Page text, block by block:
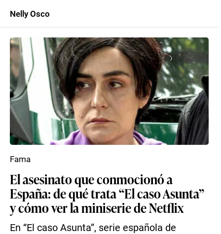
Nelly Osco
El asesinato que conmocionó a
España: de qué trata “El caso Asunta”
y cómo ver la miniserie de Netflix
En “El caso Asunta”, serie española de
Fama